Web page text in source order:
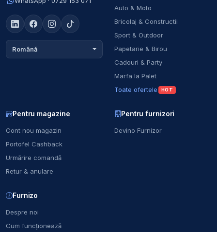
Română
Auto & Moto
Bricolaj & Constructii
Sport & Outdoor
Papetarie & Birou
Cadouri & Party
Marfa la Palet
Toate ofertele
HOT
Pentru magazine
Cont nou magazin
Portofel Cashback
Urmărire comandă
Retur & anulare
Pentru furnizori
Devino Furnizor
Furnizo
Despre noi
Cum funcționează